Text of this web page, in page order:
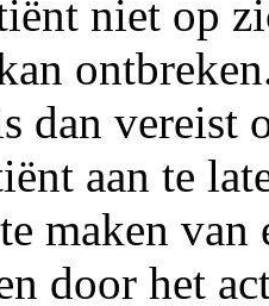
niet op
dan vereist
aan te
maken
door het